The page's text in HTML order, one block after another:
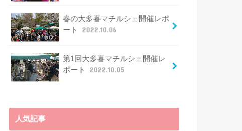
春の大多喜マチルシェ開催レポ
ート
2022.10.06
第1回大多喜マチルシェ開催レ
ポート
2022.10.05
人気記事